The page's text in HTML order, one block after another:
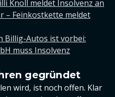
Knoll meldet Insolvenz an
– Feinkostkette meldet
Billig-Autos ist vorbei:
muss Insolvenz
gegründet
wird, ist noch offen. Klar